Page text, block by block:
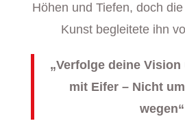
Höhen und Tiefen, doch
Kunst begleitete ihn
„Verfolge deine
mit Eifer – Nicht
wegen“